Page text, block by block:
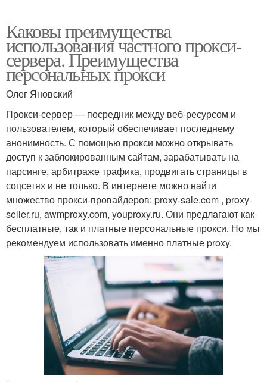
Каковы преимущества
использования частного прокси-
сервера. Преимущества
персональных прокси
Олег Яновский
Прокси-сервер — посредник между веб-ресурсом и
пользователем, который обеспечивает последнему
анонимность. С помощью прокси можно открывать
доступ к заблокированным сайтам, зарабатывать на
парсинге, арбитраже трафика, продвигать страницы в
соцсетях и не только. В интернете можно найти
множество прокси-провайдеров: proxy-sale.com , proxy-
seller.ru, awmproxy.com, youproxy.ru. Они предлагают как
бесплатные, так и платные персональные прокси. Но мы
рекомендуем использовать именно платные proxy.